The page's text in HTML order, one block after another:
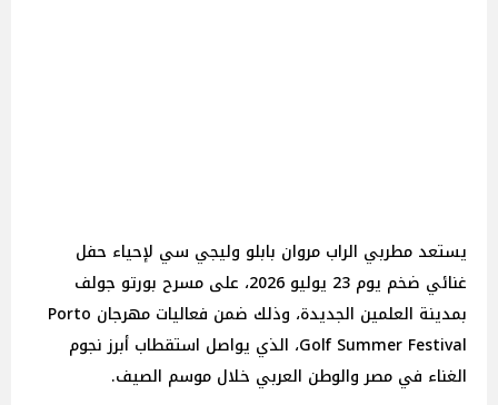
يستعد مطربي الراب مروان بابلو وليجي سي لإحياء حفل
غنائي ضخم يوم 23 يوليو 2026، على مسرح بورتو جولف
بمدينة العلمين الجديدة، وذلك ضمن فعاليات مهرجان Porto
Golf Summer Festival، الذي يواصل استقطاب أبرز نجوم
الغناء في مصر والوطن العربي خلال موسم الصيف.